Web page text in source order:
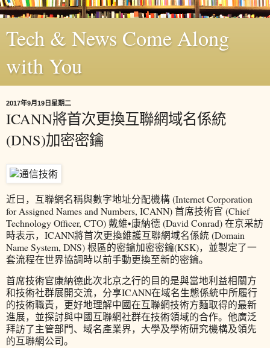
Tech & News Come Along
with You
2017年9月19日星期二
ICANN將首次更換互聯網域名係統
(DNS)加密密鑰
近日，互聯網名稱與數字地址分配機構 (Internet Corporation
for Assigned Names and Numbers, ICANN) 首席技術官 (Chief
Technology Officer, CTO) 戴維•康納德 (David Conrad) 在京采訪
時表示，ICANN將首次更換維護互聯網域名係統 (Domain
Name System, DNS) 根區的密鑰加密密鑰(KSK)，並製定了一
套流程在世界協調時以前手動更換至新的密鑰。
首席技術官康納德此次北京之行的目的是與當地利益相關方
和技術社群展開交流，分享ICANN在域名生態係統中所履行
的技術職責，更好地理解中國在互聯網技術方麵取得的最新
進展，並探討與中國互聯網社群在技術領域的合作。他廣泛
拜訪了主管部門、域名產業界，大學及學術研究機構及領先
的互聯網公司。